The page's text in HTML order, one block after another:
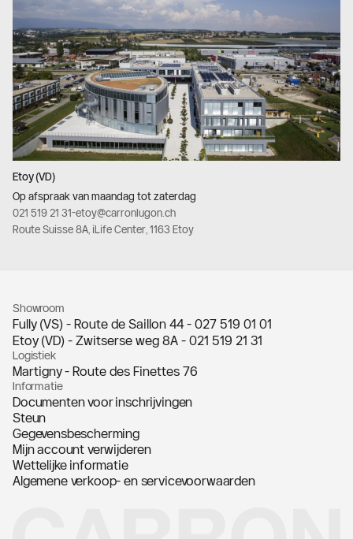
Etoy (VD)
Op afspraak van maandag tot zaterdag
021 519 21 31-etoy@carronlugon.ch
Route Suisse 8A, iLife Center, 1163 Etoy
Showroom
Fully (VS) - Route de Saillon 44 - 027 519 01 01
Etoy (VD) - Zwitserse weg 8A - 021 519 21 31
Logistiek
Martigny - Route des Finettes 76
Informatie
Documenten voor inschrijvingen
Steun
Gegevensbescherming
Mijn account verwijderen
Wettelijke informatie
Algemene verkoop- en servicevoorwaarden